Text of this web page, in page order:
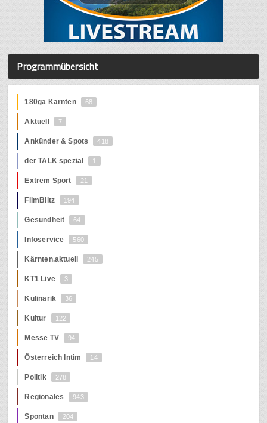
Programmübersicht
180ga Kärnten 68
Aktuell 7
Ankünder & Spots 418
der TALK spezial 1
Extrem Sport 21
FilmBlitz 194
Gesundheit 64
Infoservice 560
Kärnten.aktuell 245
KT1 Live 3
Kulinarik 36
Kultur 122
Messe TV 94
Österreich Intim 14
Politik 278
Regionales 943
Spontan 204